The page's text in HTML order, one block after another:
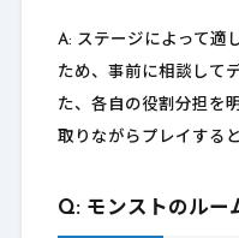
A: ステージによって適
ため、事前に相談して
た、各自の役割分担を
取りながらプレイする
Q: モンストのルー